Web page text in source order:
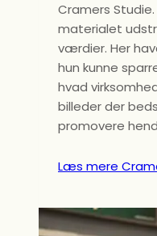
Cramers
materialet
værdier. Her
hun kunne
hvad
billeder der
promovere
Læs mere